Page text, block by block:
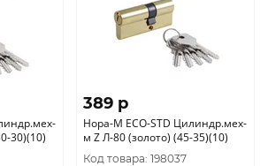
30)(10)
389 p
Нора-М ЕСО-STD Цилиндр.мех-
м Z Л-80 (золото) (45-35)(10)
Код товара: 198037